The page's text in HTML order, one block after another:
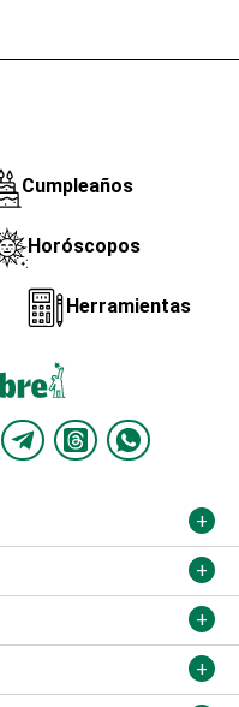
Cumpleaños
Horóscopos
Herramientas